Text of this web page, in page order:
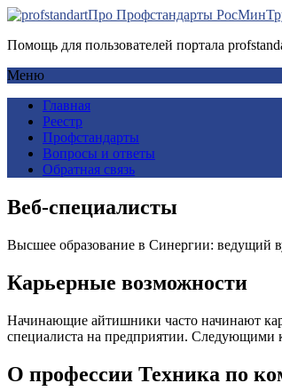
Про Профстандарты
Помощь для пользователей портала
Меню
Главная
Реестр
Профстандарты
Вопросы и ответы
Обратная связь
Веб-специалисты
Высшее образование в Синергии: ведущий
Карьерные возможности
Начинающие айтишники часто начинают
специалиста на предприятии. Следующими
О профессии Техника по